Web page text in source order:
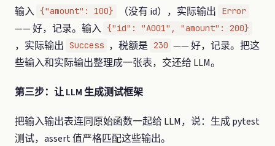
输入 {"amount": 100} （没有 id），实际输出 Error
—— 好，记录。输入 {"id": "A001", "amount": 200}
，实际输出 Success ，税额是 230 —— 好，记录。把这
些输入和实际输出整理成一张表，交还给 LLM。
第三步：让 LLM 生成测试框架
把输入输出表连同原始函数一起给 LLM，说：生成 pytest
测试，assert 值严格匹配这些输出。